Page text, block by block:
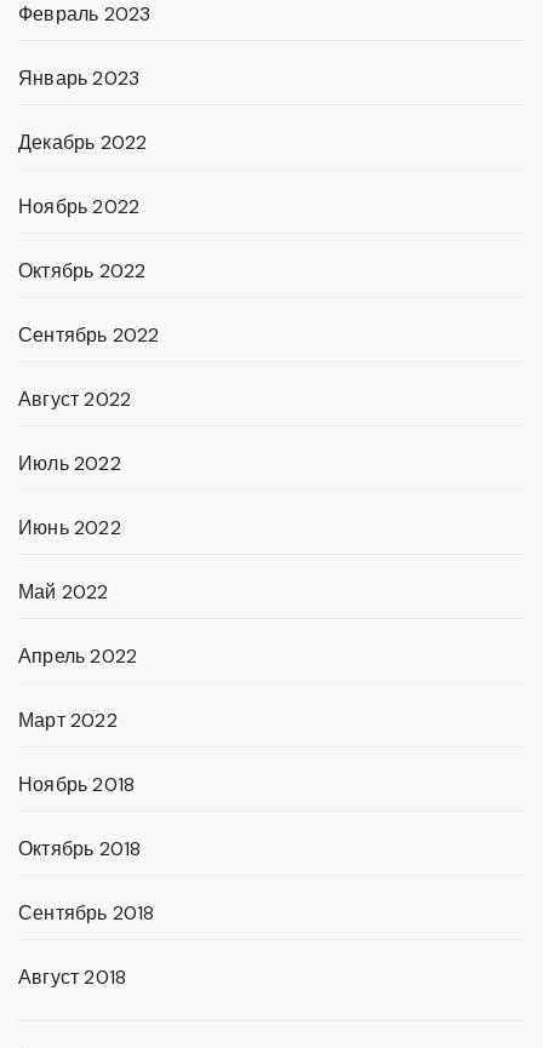
Февраль 2023
Январь 2023
Декабрь 2022
Ноябрь 2022
Октябрь 2022
Сентябрь 2022
Август 2022
Июль 2022
Июнь 2022
Май 2022
Апрель 2022
Март 2022
Ноябрь 2018
Октябрь 2018
Сентябрь 2018
Август 2018